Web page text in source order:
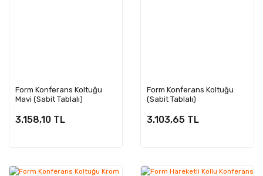
Form Konferans Koltuğu
Mavi (Sabit Tablalı)
3.158,10 TL
Form Konferans Koltuğu
(Sabit Tablalı)
3.103,65 TL